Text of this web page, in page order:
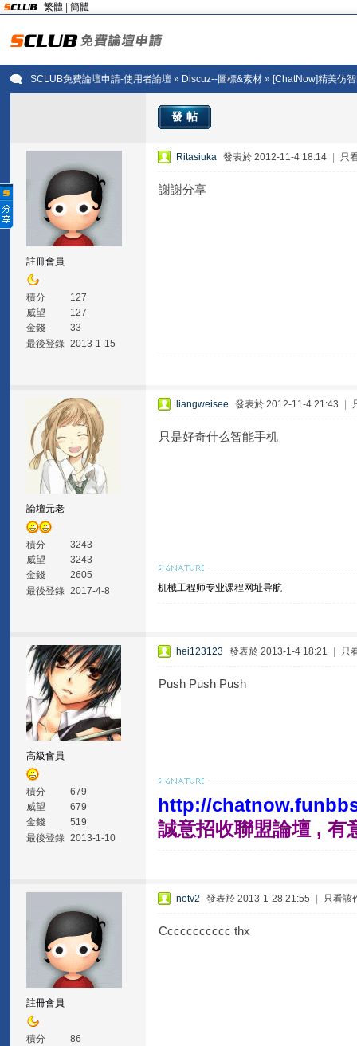
繁體 簡體
SCLUB免費論壇申請-使用者論壇 » Discuz--圖標&素材 » [ChatNow]精美仿
發帖
註冊會員
積分
127
威望
127
金錢
33
最後登錄 2013-1-15
Ritasiuka 發表於 2012-11-4 18:14 只
謝謝分享
論壇元老
積分
3243
威望
3243
金錢
2605
最後登錄 2017-4-8
liangweisee 發表於 2012-11-4 21:43
只是好奇什么智能手机
机械工程师专业课程网址导航
高級會員
積分
679
威望
679
金錢
519
最後登錄 2013-1-10
hei123123 發表於 2013-1-4 18:21 只
Push Push Push
http://
誠意招收聯盟論壇 , 有
註冊會員
積分
86
netv2 發表於 2013-1-28 21:55 只看該
Ccccccccccc thx